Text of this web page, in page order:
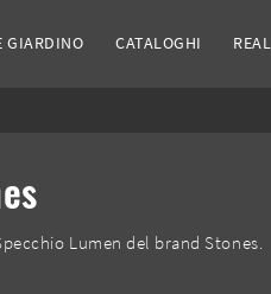
GIARDINO CATALOGHI
Lumen del brand Stones.